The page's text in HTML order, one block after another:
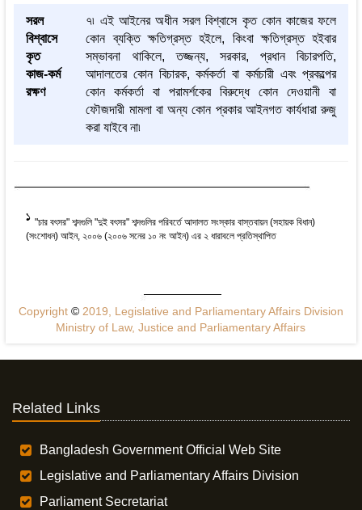
সরল
বিশ্বাসে
কৃত
কাজ-কর্ম
রক্ষণ
৭৷ এই আইনের অধীন সরল বিশ্বাসে কৃত কোন কাজের ফলে
কোন ব্যক্তি ক্ষতিগ্রস্ত হইলে, কিংবা ক্ষতিগ্রস্ত হইবার
সম্ভাবনা থাকিলে, তজ্জন্য, সরকার, প্রধান বিচারপতি,
আদালতের কোন বিচারক, কর্মকর্তা বা কর্মচারী এবং প্রকল্পের
কোন কর্মকর্তা বা পরামর্শকের বিরুদ্ধে কোন দেওয়ানী বা
ফৌজদারী মামলা বা অন্য কোন প্রকার আইনগত কার্যধারা রুজু
করা যাইবে না৷
1 "চার বৎসর" শব্দগুলি "দুই বৎসর" শব্দগুলির পরিবর্তে আদালত সংস্কার বাস্তবায়ন (সহায়ক বিধান)
(সংশোধন) আইন, ২০০৬ (২০০৬ সনের ১০ নং আইন) এর ২ ধারাবলে প্রতিস্থাপিত
Copyright ©2019, Legislative and Parliamentary Affairs Division
Ministry of Law, Justice and Parliamentary Affairs
Related Links
Bangladesh Government Official Web Site
Legislative and Parliamentary Affairs Division
Parliament Secretariat